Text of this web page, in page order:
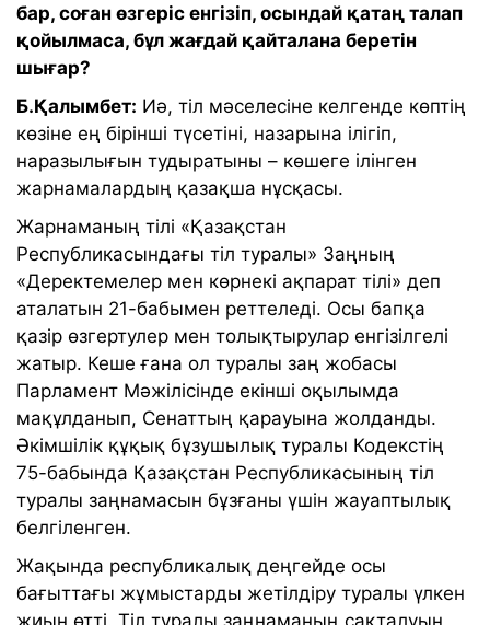
бар, соған өзгеріс енгізіп, осындай қатаң талап
қойылмаса, бұл жағдай қайталана беретін
шығар?
Б.Қалымбет: Иә, тіл мәселесіне келгенде көптің
көзіне ең бірінші түсетіні, назарына ілігіп,
наразылығын тудыратыны – көшеге ілінген
жарнамалардың қазақша нұсқасы.
Жарнаманың тілі «Қазақстан
Республикасындағы тіл туралы» Заңның
«Деректемелер мен көрнекi ақпарат тiлi» деп
аталатын 21-бабымен реттеледі. Осы бапқа
қазір өзгертулер мен толықтырулар енгізілгелі
жатыр. Кеше ғана ол туралы заң жобасы
Парламент Мәжілісінде екінші оқылымда
мақұлданып, Сенаттың қарауына жолданды.
Әкімшілік құқық бұзушылық туралы Кодекстің
75-бабында Қазақстан Республикасының тiл
туралы заңнамасын бұзғаны үшiн жауаптылық
белгіленген.
Жақында республикалық деңгейде осы
бағыттағы жұмыстарды жетілдіру туралы үлкен
жиын өтті. Тіл туралы заңнаманың сақталуын